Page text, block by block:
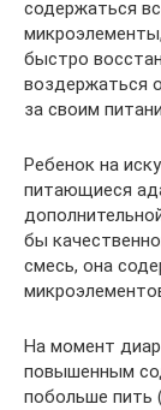
содержаться
быстро
воздержаться
за своим
Ребенок на
питающиеся
бы
смесь, она
На момент
повышенным
побольше пить